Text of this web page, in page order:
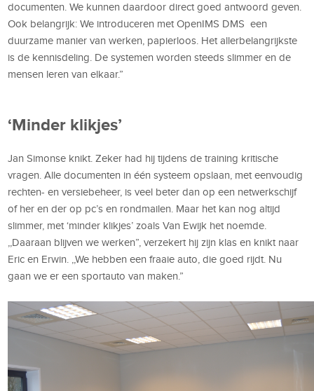
documenten. We kunnen daardoor direct goed antwoord geven.
Ook belangrijk: We introduceren met OpenIMS DMS een
duurzame manier van werken, papierloos. Het allerbelangrijkste
is de kennisdeling. De systemen worden steeds slimmer en de
mensen leren van elkaar.”
‘Minder klikjes’
Jan Simonse knikt. Zeker had hij tijdens de training kritische
vragen. Alle documenten in één systeem opslaan, met eenvoudig
rechten- en versiebeheer, is veel beter dan op een netwerkschijf
of her en der op pc’s en rondmailen. Maar het kan nog altijd
slimmer, met ‘minder klikjes’ zoals Van Ewijk het noemde.
,,Daaraan blijven we werken”, verzekert hij zijn klas en knikt naar
Eric en Erwin. ,,We hebben een fraaie auto, die goed rijdt. Nu
gaan we er een sportauto van maken.”